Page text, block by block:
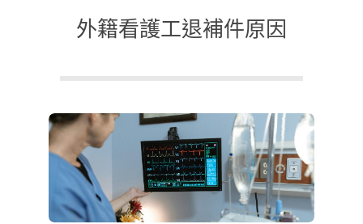
外籍看護工退補件原因